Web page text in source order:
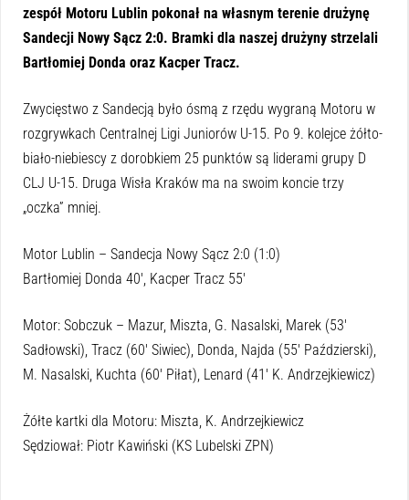
zespół Motoru Lublin pokonał na własnym terenie drużynę
Sandecji Nowy Sącz 2:0. Bramki dla naszej drużyny strzelali
Bartłomiej Donda oraz Kacper Tracz.
Zwycięstwo z Sandecją było ósmą z rzędu wygraną Motoru w
rozgrywkach Centralnej Ligi Juniorów U-15. Po 9. kolejce żółto-
biało-niebiescy z dorobkiem 25 punktów są liderami grupy D
CLJ U-15. Druga Wisła Kraków ma na swoim koncie trzy
„oczka” mniej.
Motor Lublin – Sandecja Nowy Sącz 2:0 (1:0)
Bartłomiej Donda 40′, Kacper Tracz 55′
Motor: Sobczuk – Mazur, Miszta, G. Nasalski, Marek (53′
Sadłowski), Tracz (60′ Siwiec), Donda, Najda (55′ Paździerski),
M. Nasalski, Kuchta (60′ Piłat), Lenard (41′ K. Andrzejkiewicz)
Żółte kartki dla Motoru: Miszta, K. Andrzejkiewicz
Sędziował: Piotr Kawiński (KS Lubelski ZPN)